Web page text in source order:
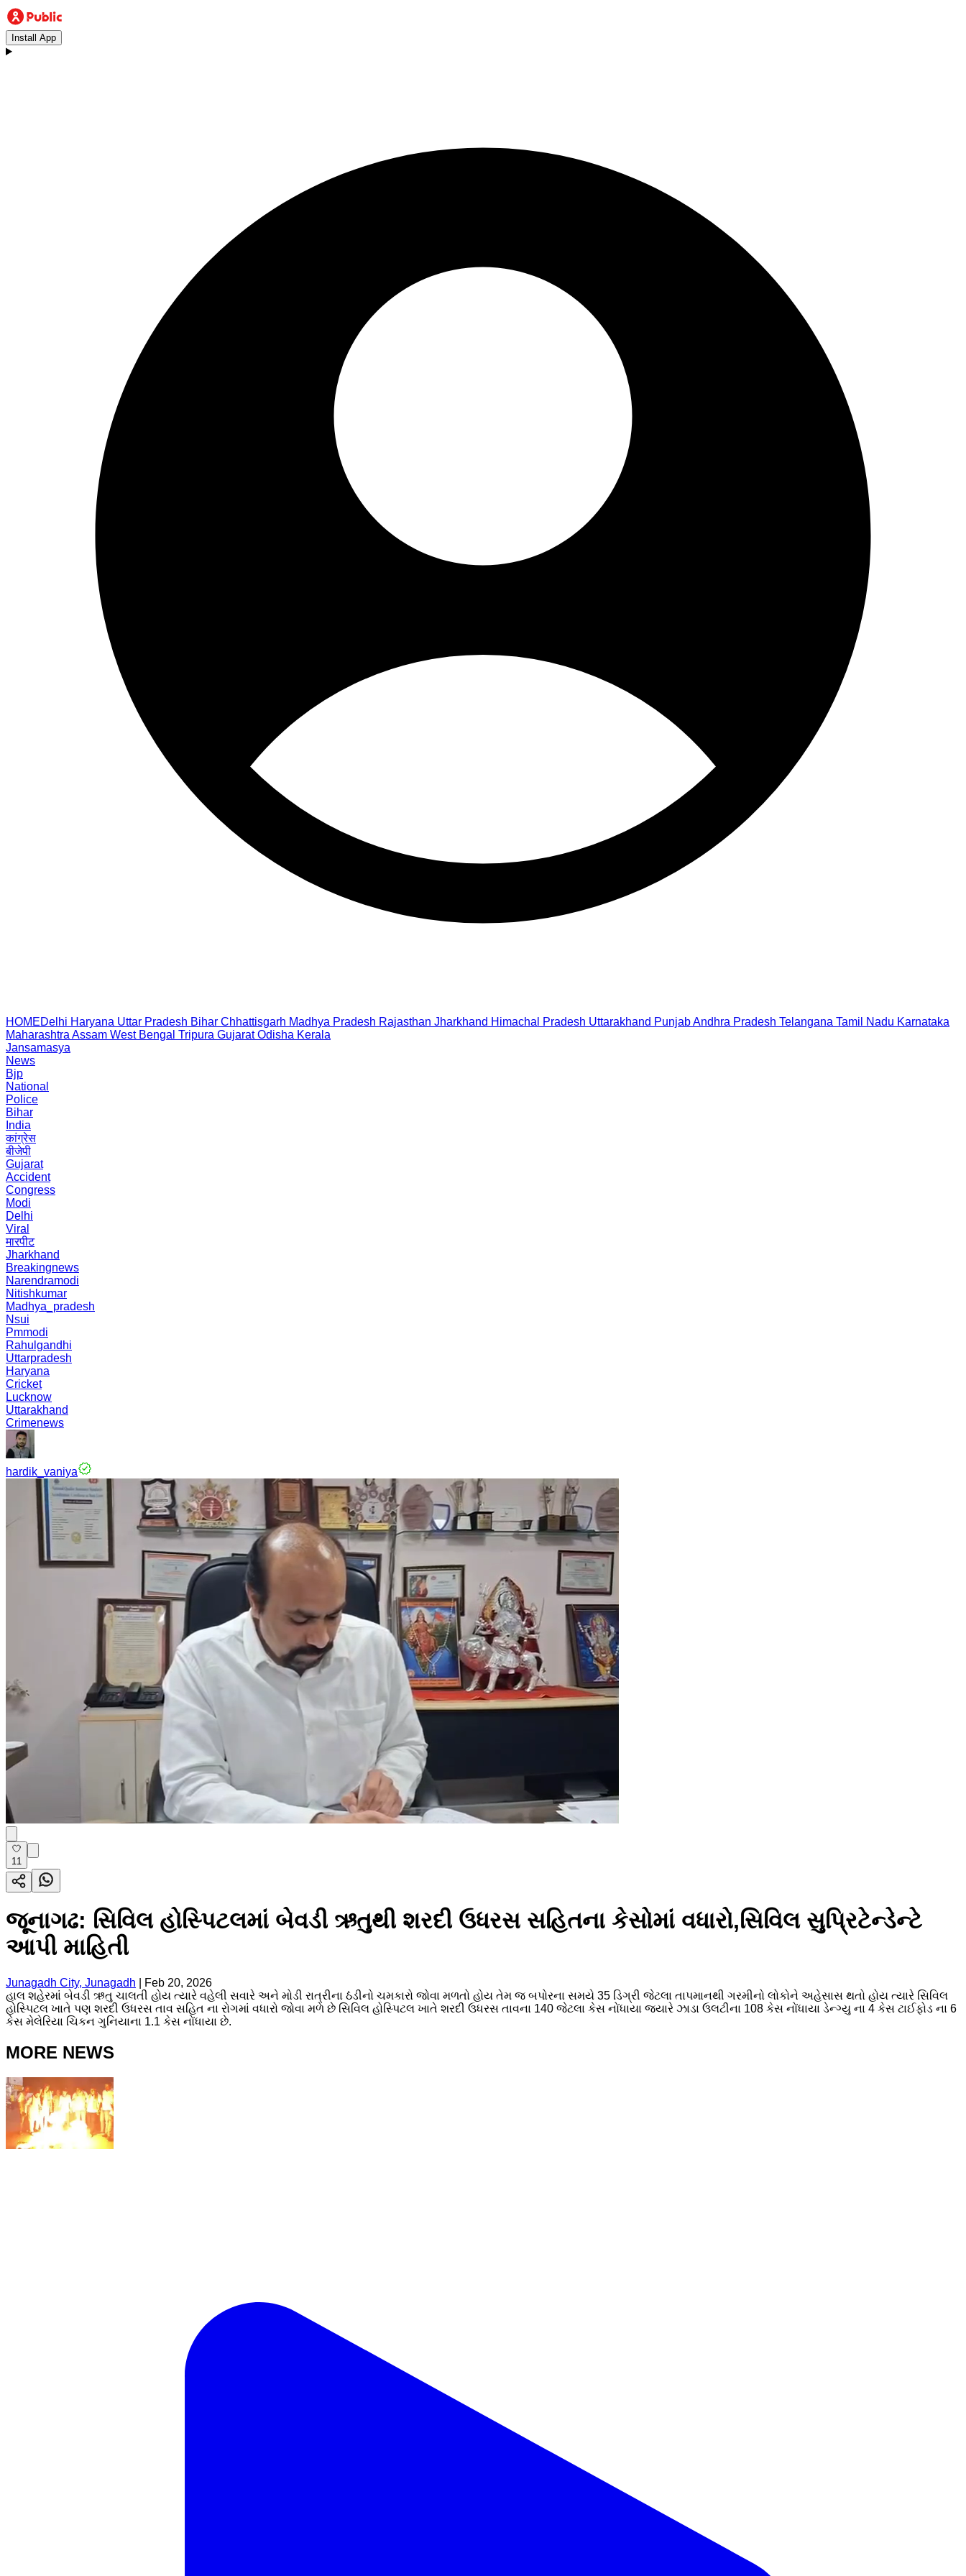
Install App
HOMEDelhi Haryana Uttar Pradesh Bihar Chhattisgarh Madhya Pradesh Rajasthan Jharkhand Himachal Pradesh Uttarakhand PunjabAndhra Pradesh Telangana Tamil Nadu Karnataka
Maharashtra Assam West Bengal Tripura Gujarat Odisha Kerala
Jansamasya
News
Bjp
National
Police
Bihar
India
कांग्रेस
बीजेपी
Gujarat
Accident
Congress
Modi
Delhi
Viral
मारपीट
Jharkhand
Breakingnews
Narendramodi
Nitishkumar
Madhya_pradesh
Nsui
Pmmodi
Rahulgandhi
Uttarpradesh
Haryana
Cricket
Lucknow
Uttarakhand
Crimenews
hardik_vaniya
11
જૂનાગઢ: સિવિલ હોસ્પિટલમાં બેવડી ઋતુથી શરદી ઉધરસ સહિતના કેસોમાં વધારો,સિવિલ સુપ્રિટેન્ડેન્ટે
આપી માહિતી
Junagadh City, Junagadh
Feb 20, 2026
હાલ શહેરમાં બેવડી ઋતુ ચાલતી હોય ત્યારે વહેલી સવારે અને મોડી રાત્રીના ઠંડીનો ચમકારો જોવા મળતો હોય તેમ જ બપોરના સમયે 35 ડિગ્રી જેટલા તાપમાનથી ગરમીનો લોકોને અહેસાસ થતો હોય ત્યારે સિવિલ
હોસ્પિટલ ખાતે પણ શરદી ઉધરસ તાવ સહિત ના રોગમાં વધારો જોવા મળે છે સિવિલ હોસ્પિટલ ખાતે શરદી ઉધરસ તાવના 140 જેટલા કેસ નોંધાયા જ્યારે ઝાડા ઉલટીના 108 કેસ નોંધાયા ડેન્ગ્યુ ના 4 કેસ ટાઈફોડ ના 6
કેસ મેલેરિયા ચિકન ગુનિયાના 1.1 કેસ નોંધાયા છે.
MORE NEWS